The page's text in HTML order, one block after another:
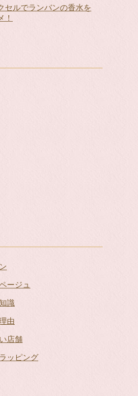
セルでランバンの香水を
！
ージュ
識
由
店舗
ッピング